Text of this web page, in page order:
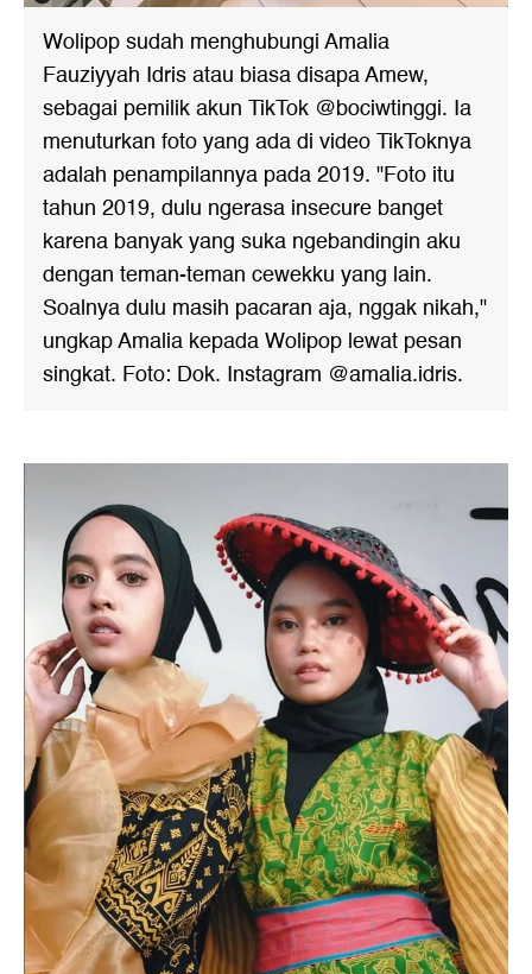
Wolipop sudah menghubungi Amalia
Fauziyyah Idris atau biasa disapa Amew,
sebagai pemilik akun TikTok @bociwtinggi. Ia
menuturkan foto yang ada di video TikToknya
adalah penampilannya pada 2019. "Foto itu
tahun 2019, dulu ngerasa insecure banget
karena banyak yang suka ngebandingin aku
dengan teman-teman cewekku yang lain.
Soalnya dulu masih pacaran aja, nggak nikah,"
ungkap Amalia kepada Wolipop lewat pesan
singkat. Foto: Dok. Instagram @amalia.idris.